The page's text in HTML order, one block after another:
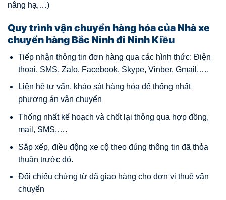
nâng hạ,…)
Quy trình vận chuyển hàng hóa của Nhà xe
chuyển hàng Bắc Ninh đi Ninh Kiều
Tiếp nhận thông tin đơn hàng qua các hình thức: Điện
thoại, SMS, Zalo, Facebook, Skype, Vinber, Gmail,….
Liên hệ tư vấn, khảo sát hàng hóa để thống nhất
phương án vận chuyển
Thống nhất kế hoạch và chốt lại thông qua hợp đồng,
mail, SMS,….
Sắp xếp, điều động xe cộ theo đúng thông tin đã thỏa
thuận trước đó.
Đối chiếu chứng từ đã giao hàng cho đơn vị thuê vận
chuyển